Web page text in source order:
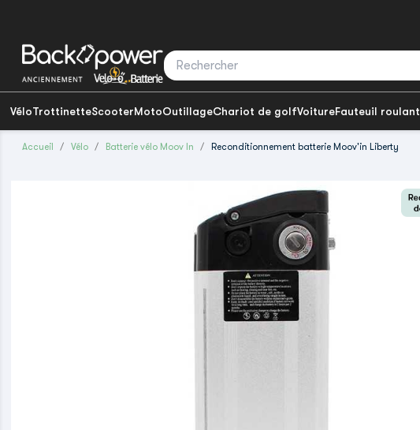
VéloTrottinetteScooterMotoOutillageChariot de golfVoitureFauteuil roulant
Accueil Vélo Batterie vélo Moov In Reconditionnement batterie Moov'in Liberty